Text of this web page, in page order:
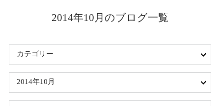
2014年10月のブログ一覧
カテゴリー
2014年10月